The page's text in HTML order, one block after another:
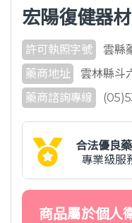
宏陽復健器
許可執照字號
雲縣
藥商地址
雲林縣斗
藥商諮詢專線
合法優良
專業級服
商品屬於個人